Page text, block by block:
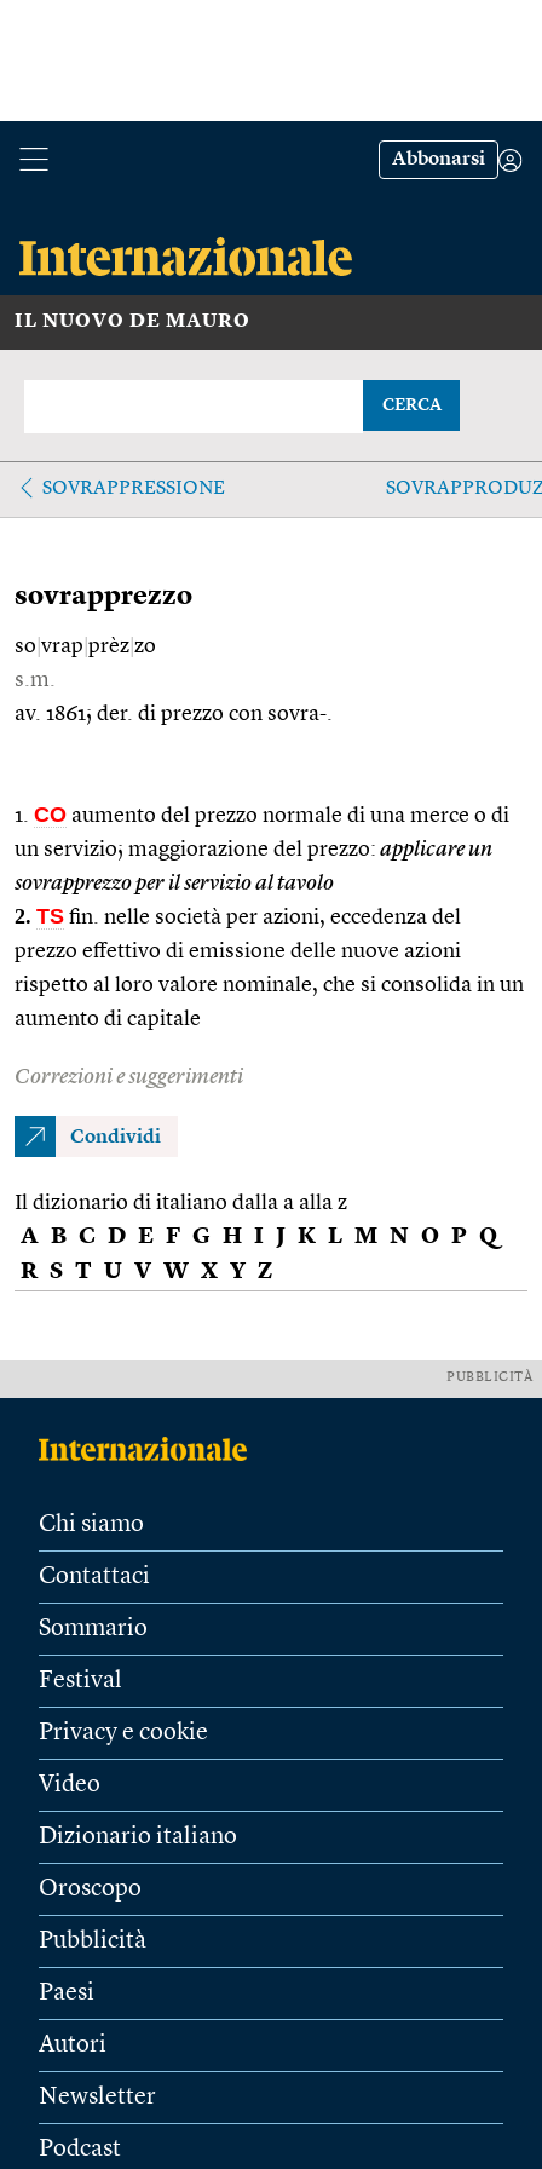
Abbonarsi
IL NUOVO DE MAURO
CERCA
SOVRAPPRESSIONE
sovrapprezzo
so vrap prèz zo
s.m.
av. 1861; der. di prezzo con sovra-.
1. CO aumento del prezzo normale di una merce o di
un servizio; maggiorazione del prezzo: applicare un
sovrapprezzo per il servizio al tavolo
2. TS fin. nelle società per azioni, eccedenza del
prezzo effettivo di emissione delle nuove azioni
rispetto al loro valore nominale, che si consolida in un
aumento di capitale
Correzioni e suggerimenti
Condividi
Il dizionario di italiano dalla a alla z
A B C D E F G H I J K L M N O P Q
R S T U V W X Y Z
PUBBLICITÀ
Chi siamo
Contattaci
Sommario
Festival
Privacy e cookie
Video
Dizionario italiano
Oroscopo
Pubblicità
Paesi
Autori
Newsletter
Podcast